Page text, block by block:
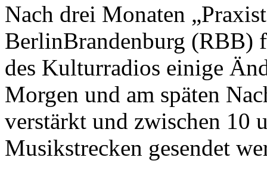
Nach drei Monaten
BerlinBrandenburg (RBB)
des Kulturradios einige
Morgen und am späten
verstärkt und zwischen 10
Musikstrecken gesendet